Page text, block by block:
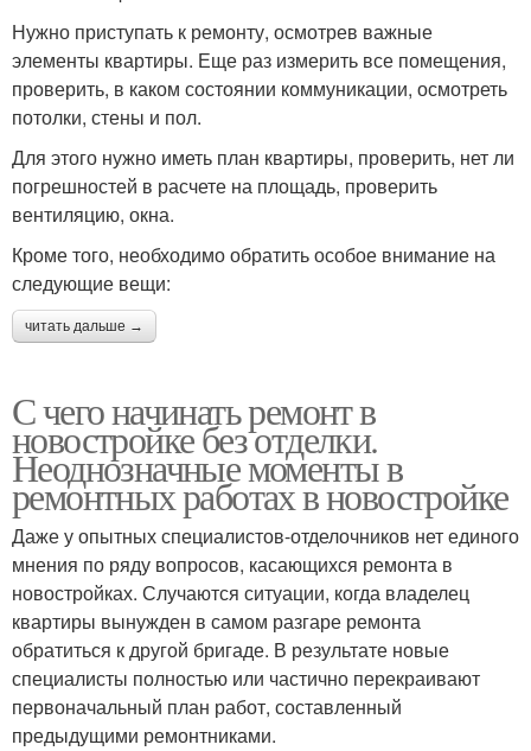
Нужно приступать к ремонту, осмотрев важные
элементы квартиры. Еще раз измерить все помещения,
проверить, в каком состоянии коммуникации, осмотреть
потолки, стены и пол.
Для этого нужно иметь план квартиры, проверить, нет ли
погрешностей в расчете на площадь, проверить
вентиляцию, окна.
Кроме того, необходимо обратить особое внимание на
следующие вещи:
читать дальше →
С чего начинать ремонт в
новостройке без отделки.
Неоднозначные моменты в
ремонтных работах в новостройке
Даже у опытных специалистов-отделочников нет единого
мнения по ряду вопросов, касающихся ремонта в
новостройках. Случаются ситуации, когда владелец
квартиры вынужден в самом разгаре ремонта
обратиться к другой бригаде. В результате новые
специалисты полностью или частично перекраивают
первоначальный план работ, составленный
предыдущими ремонтниками.